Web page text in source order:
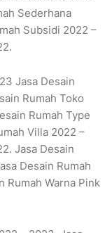
Sederhana
Subsidi 2022 –
Jasa Desain
Rumah Toko
Rumah Type
Villa 2022 –
Jasa Desain
Desain Rumah
Rumah Warna Pink